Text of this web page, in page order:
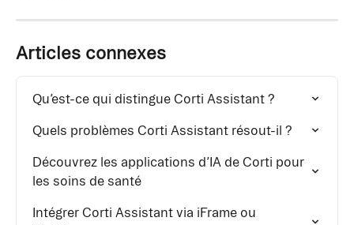
Articles connexes
Qu’est-ce qui distingue Corti Assistant ?
Quels problèmes Corti Assistant résout-il ?
Découvrez les applications d’IA de Corti pour
les soins de santé
Intégrer Corti Assistant via iFrame ou